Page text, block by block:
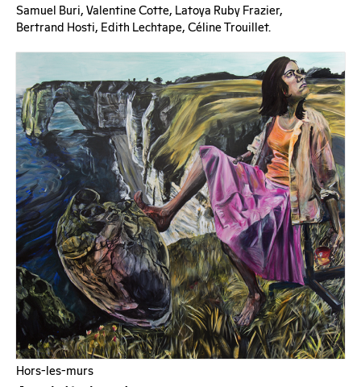
Samuel Buri, Valentine Cotte, Latoya Ruby Frazier,
Bertrand Hosti, Edith Lechtape, Céline Trouillet.
Hors-les-murs